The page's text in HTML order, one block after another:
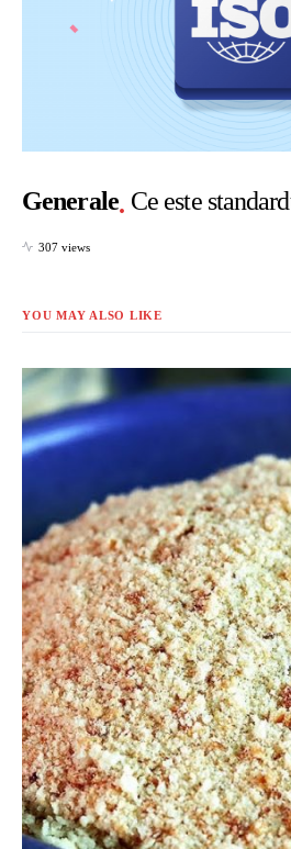
Generale Ce este
307 views
YOU MAY ALSO LIKE